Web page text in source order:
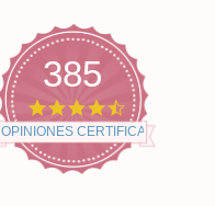
385
4
.
7
OPINIONES CERTIFICADAS